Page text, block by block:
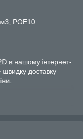
POE10
в нашому інтернет-
доставку